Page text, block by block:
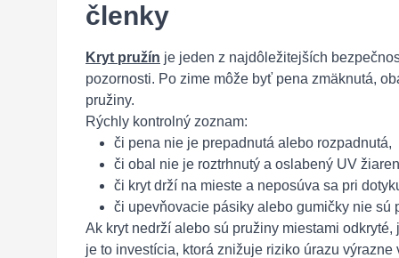
členky
Kryt pružín je jeden z najdôležitejších
pozornosti. Po zime môže byť pena zmäknutá,
pružiny.
Rýchly kontrolný zoznam:
či pena nie je prepadnutá alebo rozpadnutá,
či obal nie je roztrhnutý a oslabený UV
či kryt drží na mieste a neposúva sa pri
či upevňovacie pásiky alebo gumičky nie sú
Ak kryt nedrží alebo sú pružiny miestami
je to investícia, ktorá znižuje riziko úrazu